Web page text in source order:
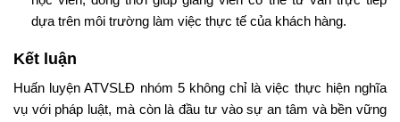
dựa trên môi trường làm việc thực tế của khách hàng.
Kết luận
Huấn luyện ATVSLĐ nhóm 5 không chỉ là việc thực hiện nghĩa
vụ với pháp luật, mà còn là đầu tư vào sự an tâm và bền vững